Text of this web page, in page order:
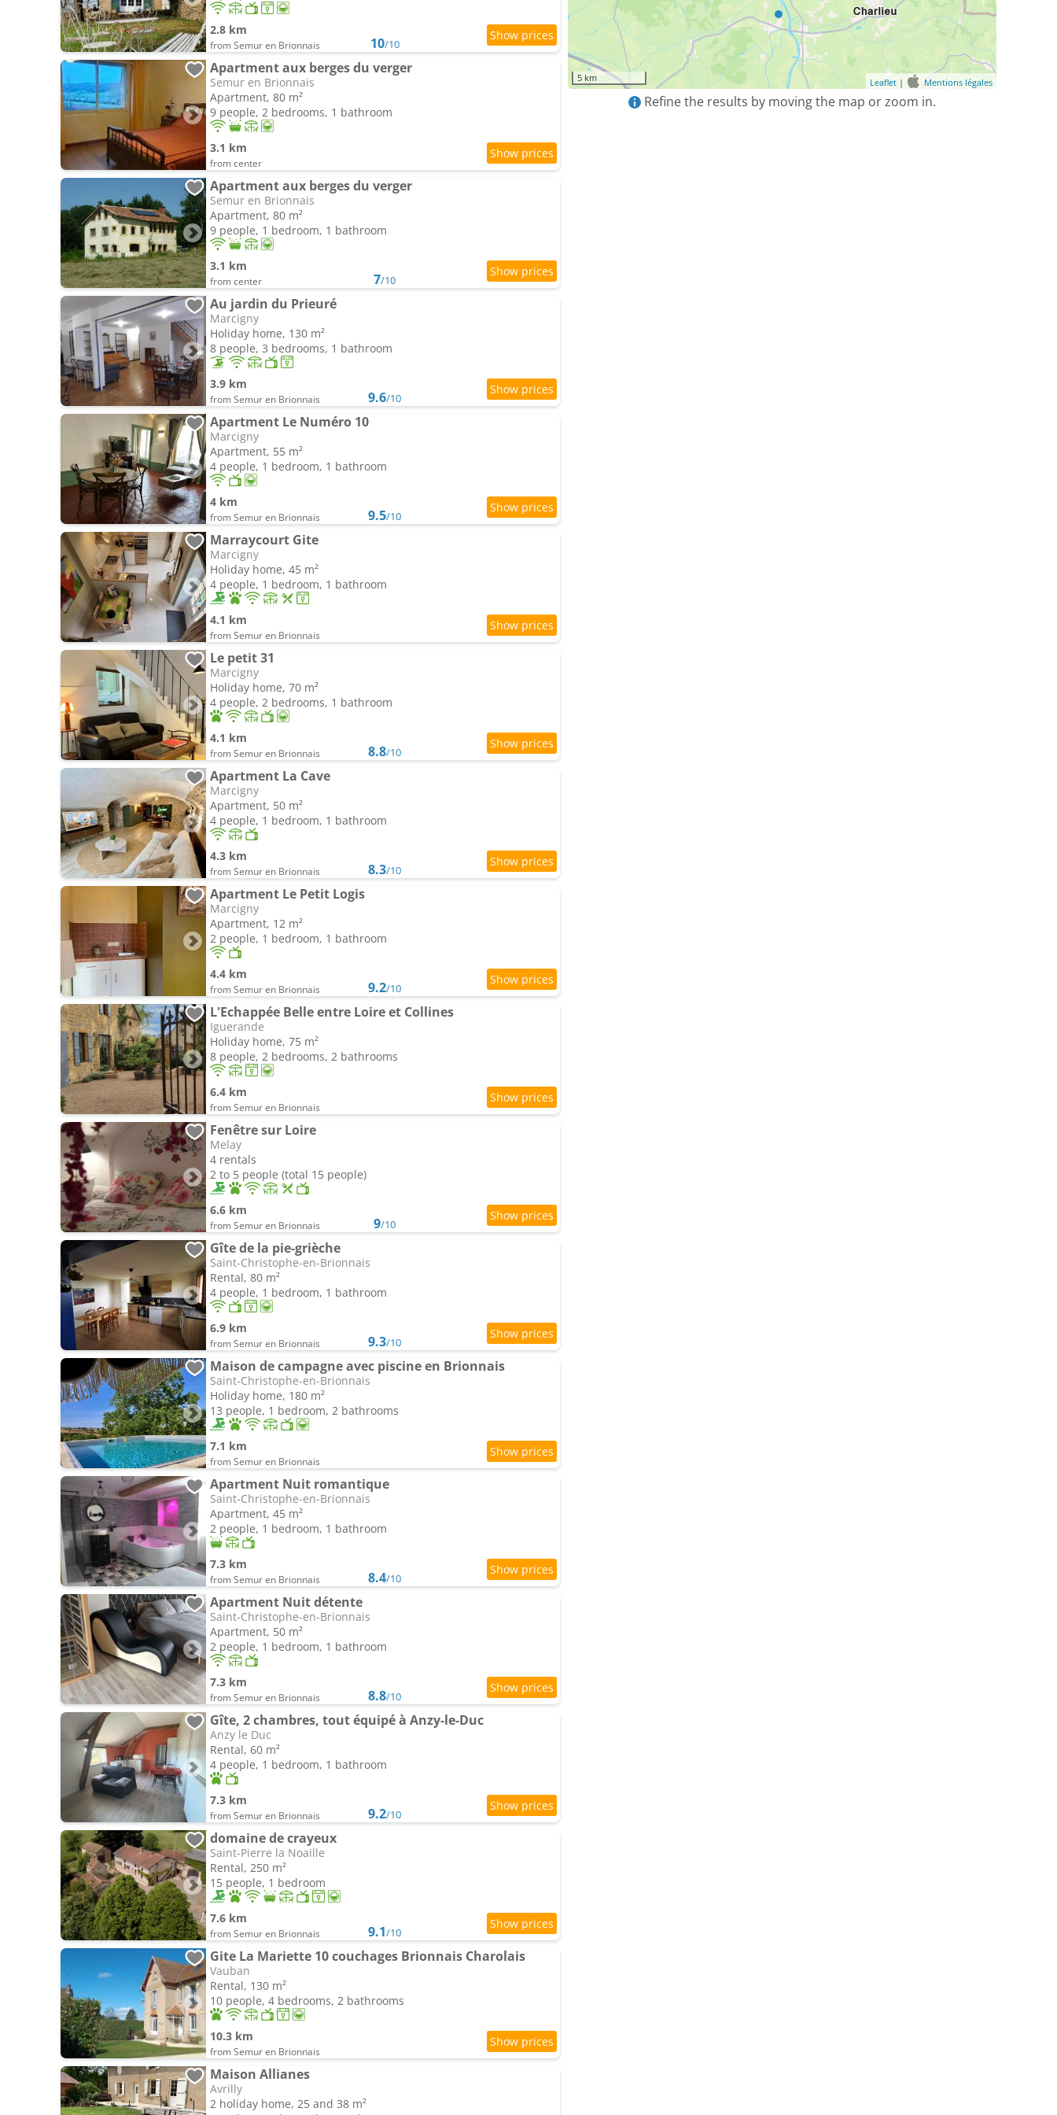
2.8 km
from Semur en Brionnais 10/10
Apartment aux berges du verger
Semur en Brionnais
Apartment, 80 m²
9 people, 2 bedrooms, 1 bathroom
3.1 km
from center
Apartment aux berges du verger
Semur en Brionnais
Apartment, 80 m²
9 people, 1 bedroom, 1 bathroom
3.1 km
from center 7/10
Au jardin du Prieuré
Marcigny
Holiday home, 130 m²
8 people, 3 bedrooms, 1 bathroom
3.9 km
from Semur en Brionnais 9.6/10
Apartment Le Numéro 10
Marcigny
Apartment, 55 m²
4 people, 1 bedroom, 1 bathroom
4 km
from Semur en Brionnais 9.5/10
Marraycourt Gite
Marcigny
Holiday home, 45 m²
4 people, 1 bedroom, 1 bathroom
4.1 km
from Semur en Brionnais
Le petit 31
Marcigny
Holiday home, 70 m²
4 people, 2 bedrooms, 1 bathroom
4.1 km
from Semur en Brionnais 8.8/10
Apartment La Cave
Marcigny
Apartment, 50 m²
4 people, 1 bedroom, 1 bathroom
4.3 km
from Semur en Brionnais 8.3/10
Apartment Le Petit Logis
Marcigny
Apartment, 12 m²
2 people, 1 bedroom, 1 bathroom
4.4 km
from Semur en Brionnais 9.2/10
L'Echappée Belle entre Loire et Collines
Iguerande
Holiday home, 75 m²
8 people, 2 bedrooms, 2 bathrooms
6.4 km
from Semur en Brionnais
Fenêtre sur Loire
Melay
4 rentals
2 to 5 people (total 15 people)
6.6 km
from Semur en Brionnais 9/10
Gîte de la pie-grièche
Saint-Christophe-en-Brionnais
Rental, 80 m²
4 people, 1 bedroom, 1 bathroom
6.9 km
from Semur en Brionnais 9.3/10
Maison de campagne avec piscine en Brionnais
Saint-Christophe-en-Brionnais
Holiday home, 180 m²
13 people, 1 bedroom, 2 bathrooms
7.1 km
from Semur en Brionnais
Apartment Nuit romantique
Saint-Christophe-en-Brionnais
Apartment, 45 m²
2 people, 1 bedroom, 1 bathroom
7.3 km
from Semur en Brionnais 8.4/10
Apartment Nuit détente
Saint-Christophe-en-Brionnais
Apartment, 50 m²
2 people, 1 bedroom, 1 bathroom
7.3 km
from Semur en Brionnais 8.8/10
Gîte, 2 chambres, tout équipé à Anzy-le-Duc
Anzy le Duc
Rental, 60 m²
4 people, 1 bedroom, 1 bathroom
7.3 km
from Semur en Brionnais 9.2/10
domaine de crayeux
Saint-Pierre la Noaille
Rental, 250 m²
15 people, 1 bedroom
7.6 km
from Semur en Brionnais 9.1/10
Gite La Mariette 10 couchages Brionnais Charolais
Vauban
Rental, 130 m²
10 people, 4 bedrooms, 2 bathrooms
10.3 km
from Semur en Brionnais
Maison Allianes
Avrilly
2 holiday home, 25 and 38 m²
5 km Leaflet | Mentions légales
Refine the results by moving the map or zoom in.